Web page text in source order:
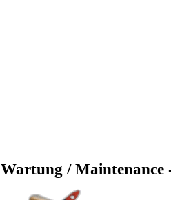
Wartung / Maintenance